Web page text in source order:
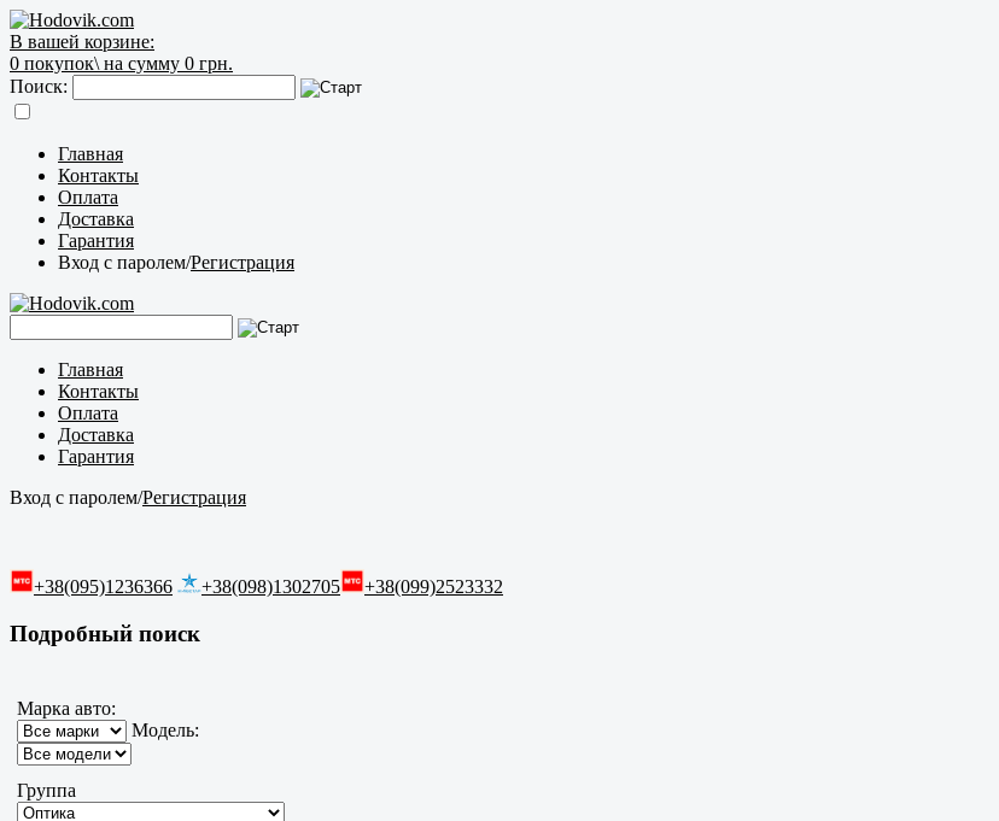
В вашей корзине:
0 покупок\ на сумму 0 грн.
Поиск:
Главная
Контакты
Оплата
Доставка
Гарантия
Вход с паролем/Регистрация
Главная
Контакты
Оплата
Доставка
Гарантия
Вход с паролем/Регистрация
+38(095)1236366 +38(098)1302705 +38(099)2523332
Подробный поиск
Марка авто:
Модель:
Группа